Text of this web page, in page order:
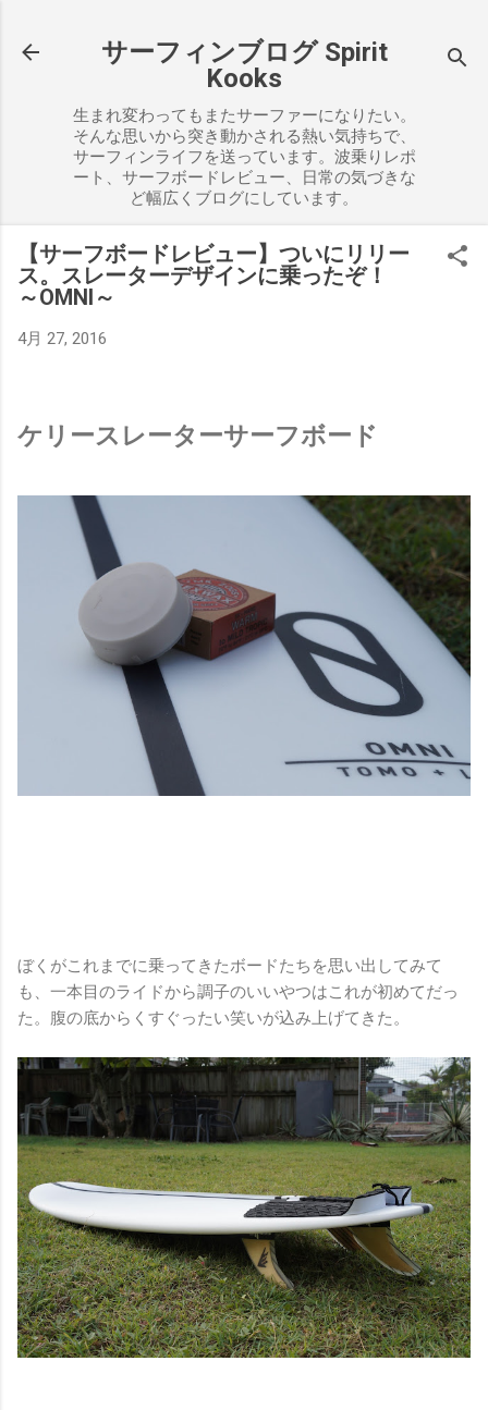
サーフィンブログ Spirit
Kooks
生まれ変わってもまたサーファーになりたい。
そんな思いから突き動かされる熱い気持ちで、
サーフィンライフを送っています。波乗りレポ
ート、サーフボードレビュー、日常の気づきな
ど幅広くブログにしています。
【サーフボードレビュー】ついにリリー
ス。スレーターデザインに乗ったぞ！
～OMNI～
4月 27, 2016
ケリースレーターサーフボード
ぼくがこれまでに乗ってきたボードたちを思い出してみて
も、一本目のライドから調子のいいやつはこれが初めてだっ
た。腹の底からくすぐったい笑いが込み上げてきた。